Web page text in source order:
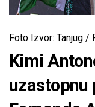
Foto Izvor: Tanjug /
Kimi
uzastopnu